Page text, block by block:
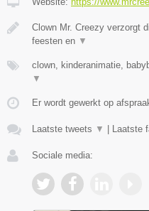
Clown Mr. Creezy verzorgt
feesten en ▼
clown, kinderanimatie,
▼
Er wordt gewerkt op
Laatste tweets ▼ Laatste
Sociale media: